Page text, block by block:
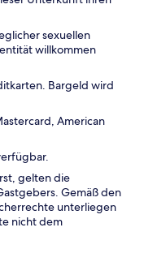
sexuellen
willkommen
Bargeld wird
American
gelten die
Gemäß den
unterliegen
nicht dem